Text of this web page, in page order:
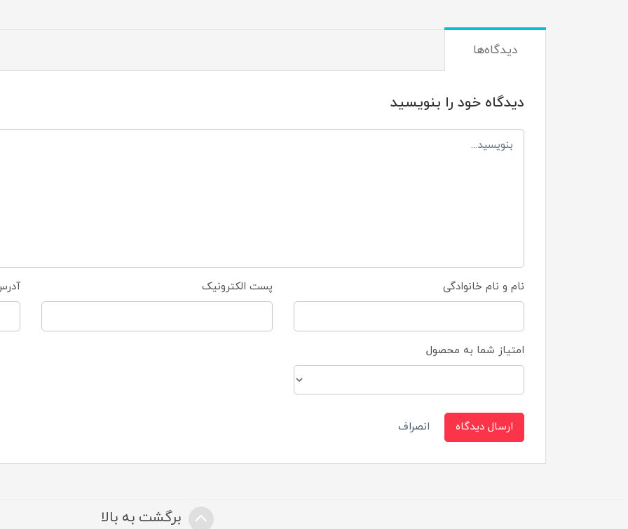
دیدگاه‌ها
دیدگاه خود را بنویسید
نام و نام خانوادگی پست الکترونیک
امتیاز شما به محصول
ارسال دیدگاه انصراف
برگشت به بالا